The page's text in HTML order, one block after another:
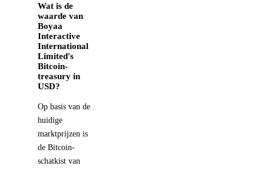
Wat is de
waarde van
Boyaa
Interactive
International
Limited's
Bitcoin-
treasury in
USD?
Op basis van de
huidige
marktprijzen is
de Bitcoin-
schatkist van